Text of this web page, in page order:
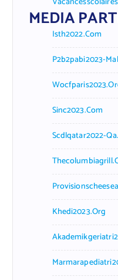
MEDIA
Isth2022.com
P2b2pabi2023-
Sinc2023.com
Scdlqatar2022-
Khedi2023.org